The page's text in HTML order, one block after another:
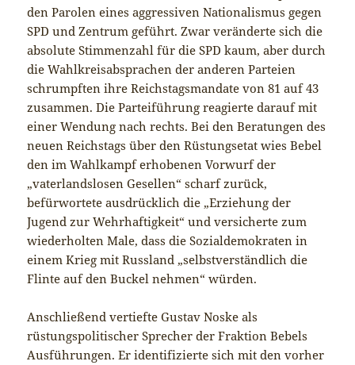
den Parolen eines aggressiven Nationalismus gegen
SPD und Zentrum geführt. Zwar veränderte sich die
absolute Stimmenzahl für die SPD kaum, aber durch
die Wahlkreisabsprachen der anderen Parteien
schrumpften ihre Reichstagsmandate von 81 auf 43
zusammen. Die Parteiführung reagierte darauf mit
einer Wendung nach rechts. Bei den Beratungen des
neuen Reichstags über den Rüstungsetat wies Bebel
den im Wahlkampf erhobenen Vorwurf der
„vaterlandslosen Gesellen“ scharf zurück,
befürwortete ausdrücklich die „Erziehung der
Jugend zur Wehrhaftigkeit“ und versicherte zum
wiederholten Male, dass die Sozialdemokraten in
einem Krieg mit Russland „selbstverständlich die
Flinte auf den Buckel nehmen“ würden.
Anschließend vertiefte Gustav Noske als
rüstungspolitischer Sprecher der Fraktion Bebels
Ausführungen. Er identifizierte sich mit den vorher